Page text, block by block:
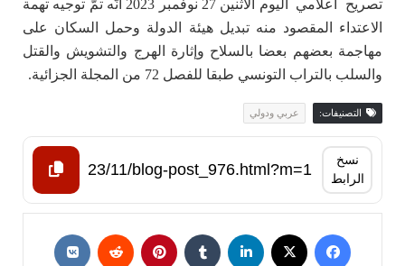
تصريح اعلامي اليوم الاثنين 27 نوفمبر 2023 أنّه تمّ توجيه تهمة
الاعتداء المقصود منه تبديل هيئة الدولة وحمل السكان على
مهاجمة بعضهم بعضا بالسلاح وإثارة الهرج والتشويش والقتل
والسلب بالتراب التونسي طبقا للفصل 72 من المجلة الجزائية.
التصنيفات: عربي ودولي
نسخ
الرابط